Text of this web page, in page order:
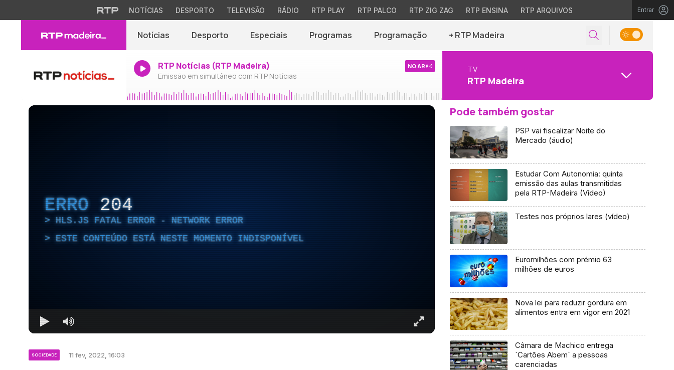
NOTÍCIAS DESPORTO TELEVISÃO RÁDIO RTP PLAY RTP PALCO RTP ZIG ZAG RTP ENSINA RTP ARQUIVOS Entrar
Notícias Desporto Especiais Programas Programação + RTP Madeira
RTP Notícias (RTP Madeira)
Emissão em simultâneo com RTP Notícias
NO AR TV
RTP Madeira
ERRO 204
HLS.JS FATAL ERROR - NETWORK ERROR
ESTE CONTEÚDO ESTÁ NESTE MOMENTO INDISPONÍVEL
SOCIEDADE 11 fev, 2022, 16:03
Pode também gostar
PSP vai fiscalizar Noite do
Mercado (áudio)
Estudar Com Autonomia: quinta
emissão das aulas transmitidas
pela RTP-Madeira (Vídeo)
Testes nos próprios lares (vídeo)
Euromilhões com prémio 63
milhões de euros
Nova lei para reduzir gordura em
alimentos entra em vigor em 2021
Câmara de Machico entrega
`Cartões Abem` a pessoas
carenciadas